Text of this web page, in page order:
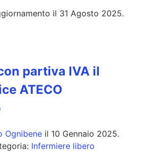
il 31 Agosto 2025.
partiva IVA il
ATECO
Ognibene il 10 Gennaio 2025.
Infermiere libero